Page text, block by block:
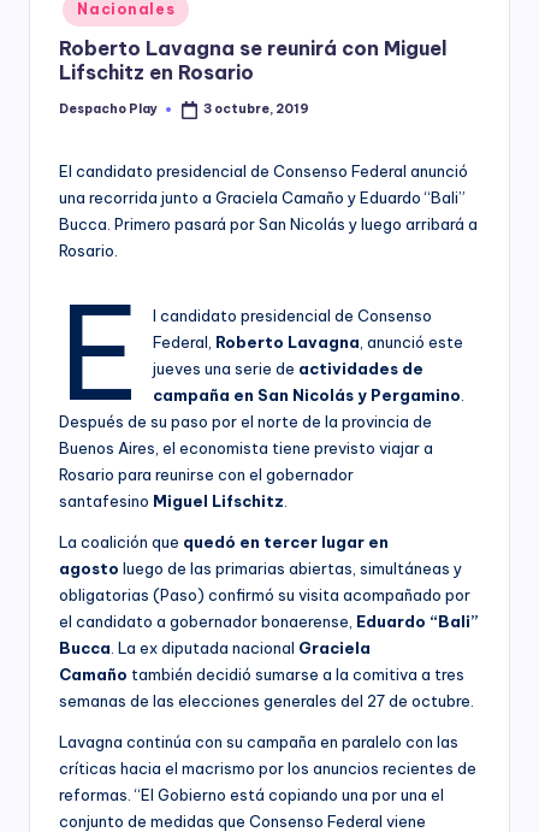
y
in
Nacionales
Roberto Lavagna se reunirá con Miguel
Lifschitz en Rosario
Posted
Despacho Play 3 octubre, 2019
El candidato presidencial de Consenso Federal anunció
una recorrida junto a Graciela Camaño y Eduardo “Bali”
Bucca. Primero pasará por San Nicolás y luego arribará a
Rosario.
E
l candidato presidencial de Consenso
Federal, Roberto Lavagna , anunció este
jueves una serie de actividades de
campaña en San Nicolás y Pergamino
Después de su paso por el norte de la provincia de
Buenos Aires, el economista tiene previsto viajar a
Rosario para reunirse con el gobernador
santafesino Miguel Lifschitz
La coalición que quedó en tercer lugar en
agosto luego de las primarias abiertas, simultáneas y
obligatorias (Paso) confirmó su visita acompañado por
el candidato a gobernador bonaerense, Eduardo “Bali”
Bucca . La ex diputada nacional Graciela
Camaño también decidió sumarse a la comitiva a tres
semanas de las elecciones generales del 27 de octubre.
Lavagna continúa con su campaña en paralelo con las
críticas hacia el macrismo por los anuncios recientes de
reformas. “El Gobierno está copiando una por una el
conjunto de medidas que Consenso Federal viene